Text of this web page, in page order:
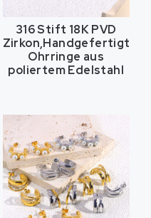
316 Stift 18K PVD
Zirkon,Handgefertigte
Ohrringe aus
poliertem Edelstahl